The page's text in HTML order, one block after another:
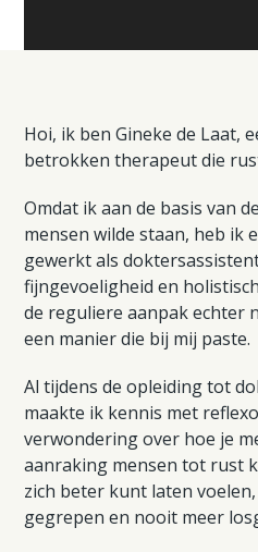
Hoi, ik ben Gineke de Laat,
betrokken therapeut die
Omdat ik aan de basis van
mensen wilde staan, heb ik
gewerkt als
fijngevoeligheid en
de reguliere aanpak echter
een manier die bij mij paste.
Al tijdens de opleiding tot
maakte ik kennis met
verwondering over hoe je
aanraking mensen tot rust
zich beter kunt laten
gegrepen en nooit meer